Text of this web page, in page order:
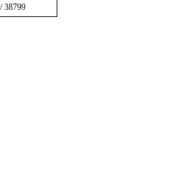
38799